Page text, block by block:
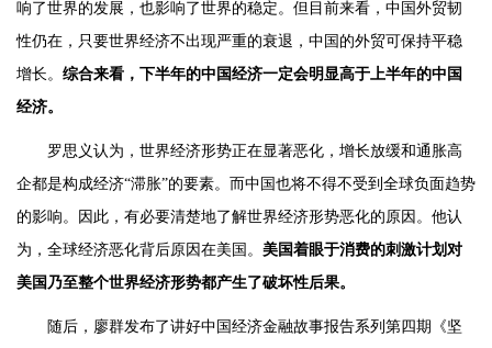
响了世界的发展，也影响了世界的稳定。但目前来看，中国外贸韧
性仍在，只要世界经济不出现严重的衰退，中国的外贸可保持平稳
增长。 综合来看，下半年的中国经济一定会明显高于上半年的中国
经济。
罗思义认为，世界经济形势正在显著恶化，增长放缓和通胀高
企都是构成经济“滞胀”的要素。而中国也将不得不受到全球负面趋势
的影响。因此，有必要清楚地了解世界经济形势恶化的原因。他认
为，全球经济恶化背后原因在美国。 美国着眼于消费的刺激计划对
美国乃至整个世界经济形势都产生了破坏性后果。
随后，廖群发布了讲好中国经济金融故事报告系列第四期《坚